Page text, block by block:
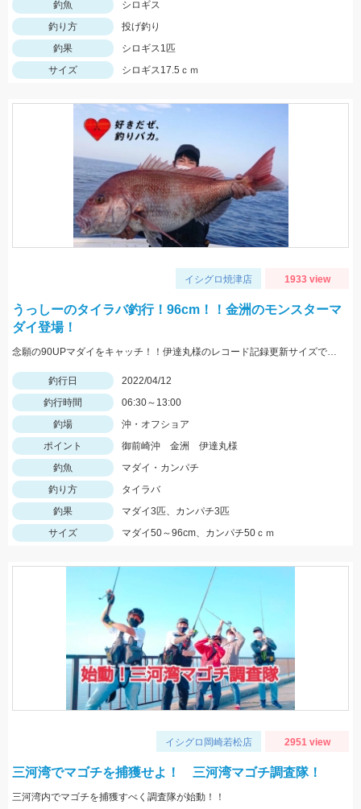
釣魚
シロギス
釣り方
投げ釣り
釣果
シロギス1匹
サイズ
シロギス17.5ｃｍ
イシグロ焼津店 1933 view
うっしーのタイラバ釣行！96cm！！金洲のモンスターマ
ダイ登場！
念願の90UPマダイをキャッチ！！伊達丸様のレコード記録更新サイズです♪
釣行日
2022/04/12
釣行時間
06:30～13:00
釣場
沖・オフショア
ポイント
御前崎沖 金洲 伊達丸様
釣魚
マダイ・カンパチ
釣り方
タイラバ
釣果
マダイ3匹、カンパチ3匹
サイズ
マダイ50～96cm、カンパチ50ｃｍ
イシグロ岡崎若松店 2951 view
三河湾でマゴチを捕獲せよ！ 三河湾マゴチ調査隊！
三河湾内でマゴチを捕獲すべく調査隊が始動！！